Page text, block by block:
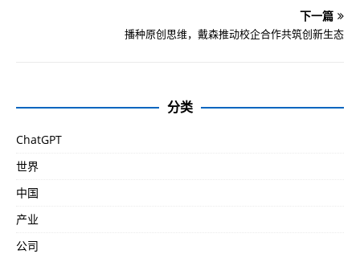
下一篇
播种原创思维，戴森推动校企合作共筑创新生态
分类
ChatGPT
世界
中国
产业
公司